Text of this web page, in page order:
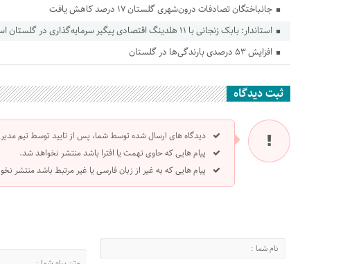
جانباختگان تصادفات درون‌شهری گلستان ۱۷ درصد کاهش یافت
استاندار: بابک زنجانی با ۱۱ هلدینگ اقتصادی پیگیر سرمایه‌گذاری در گلستان است
افزایش ۵۳ درصدی بارندگی‌ها در گلستان
ثبت دیدگاه
دیدگاه های ارسال شده توسط شما، پس از تایید توسط تیم
پیام هایی که حاوی تهمت یا افترا باشد منتشر نخواهد شد.
پیام هایی که به غیر از زبان فارسی یا غیر مرتبط باشد منتشر